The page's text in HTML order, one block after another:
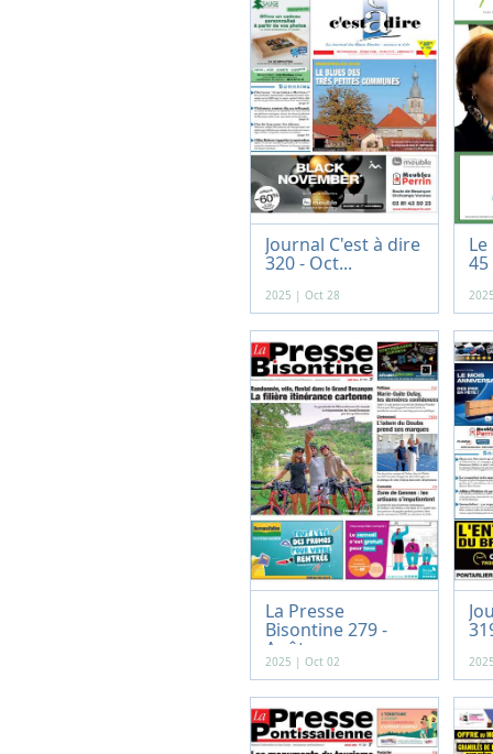
Journal C'est à dire
320 - Oct...
2025 | Oct 28
45
La Presse
Bisontine 279 -
Août...
2025 | Oct 02